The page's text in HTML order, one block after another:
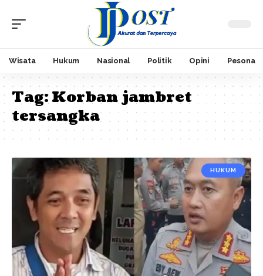
Wisata Hukum Nasional Politik Opini Pesona
Tag:Korban jambret
tersangka
HUKUM